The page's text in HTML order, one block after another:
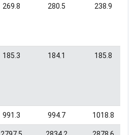
269.8 280.5 238.9
185.3 184.1 185.8
991.3 994.7 1018.8